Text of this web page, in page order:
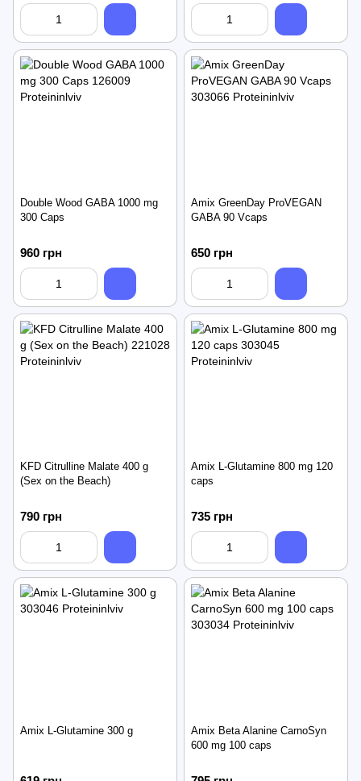
Double Wood GABA 1000 mg
300 Caps
960 грн
Amix GreenDay ProVEGAN
GABA 90 Vcaps
650 грн
KFD Citrulline Malate 400 g
(Sex on the Beach)
790 грн
Amix L-Glutamine 800 mg 120
caps
735 грн
Amix L-Glutamine 300 g
Amix Beta Alanine CarnoSyn
600 mg 100 caps